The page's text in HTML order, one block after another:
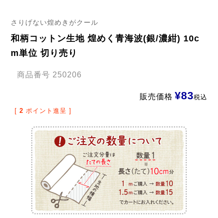
さりげない煌めきがクール
和柄コットン生地 煌めく青海波(銀/濃紺) 10c
m単位 切り売り
商品番号 250206
販売価格 ¥83税込
[ 2 ポイント進呈 ]